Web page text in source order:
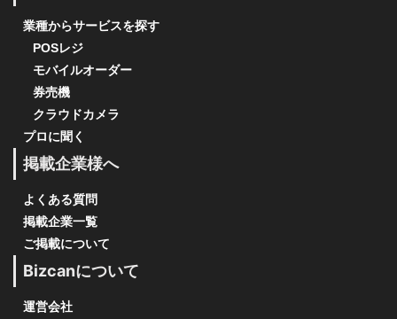
業種からサービスを探す
POSレジ
モバイルオーダー
券売機
クラウドカメラ
プロに聞く
掲載企業様へ
よくある質問
掲載企業一覧
ご掲載について
Bizcanについて
運営会社